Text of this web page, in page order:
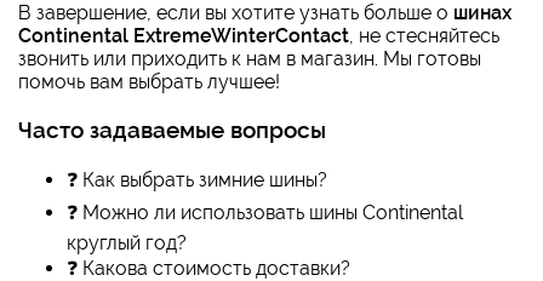
В завершение, если вы хотите узнать больше о шинах
Continental ExtremeWinterContact, не стесняйтесь
звонить или приходить к нам в магазин. Мы готовы
помочь вам выбрать лучшее!
Часто задаваемые вопросы
❓ Как выбрать зимние шины?
❓ Можно ли использовать шины Continental
круглый год?
❓ Какова стоимость доставки?